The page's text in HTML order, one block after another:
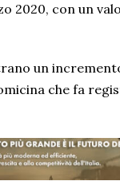
2020, con un
un
che fa